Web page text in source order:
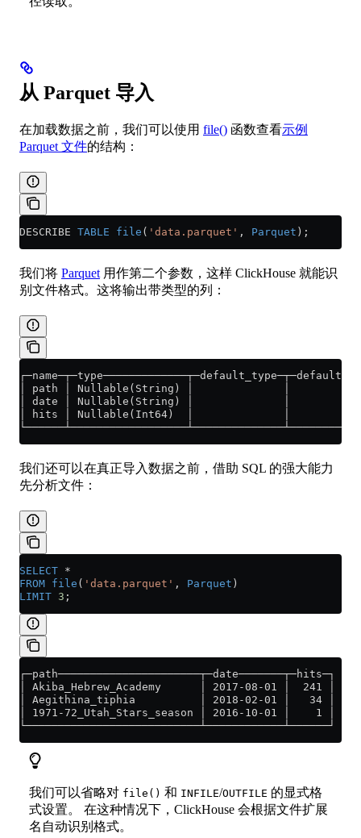
从 Parquet 导入
在加载数据之前，我们可以使用 file() 函数查看示例
Parquet 文件的结构：
DESCRIBE TABLE file ( 'data.parquet' , Parquet );
我们将 Parquet 用作第二个参数，这样 ClickHouse 就能识
别文件格式。这将输出带类型的列：
│ path │ Nullable(String) │              │
│ date │ Nullable(String) │              │
│ hits │ Nullable(Int64)  │              │
我们还可以在真正导入数据之前，借助 SQL 的强大能力
先分析文件：
SELECT *
FROM file ( 'data.parquet' , Parquet )
LIMIT 3 ;
┌─path──────────────────────┬─date───────┬─hits─┐
│ Akiba_Hebrew_Academy      │ 2017-08-01 │  241 │
│ Aegithina_tiphia          │ 2018-02-01 │   34 │
│ 1971-72_Utah_Stars_season │ 2016-10-01 │    1 │
└───────────────────────────┴────────────┴──────┘
我们可以省略对 file() 和 INFILE/OUTFILE 的显式格
式设置。 在这种情况下，ClickHouse 会根据文件扩展
名自动识别格式。